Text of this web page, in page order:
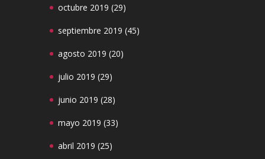
octubre 2019 (29)
septiembre 2019 (45)
agosto 2019 (20)
julio 2019 (29)
junio 2019 (28)
mayo 2019 (33)
abril 2019 (25)